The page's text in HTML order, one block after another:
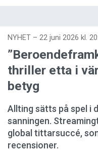
NYHET – 22 juni 2026 kl.
thriller etta i
betyg
Allting sätts på spel i
sanningen.
global tittarsuccé,
recensioner.